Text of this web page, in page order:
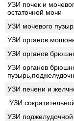
УЗИ почек и
остаточной мочи
УЗИ мочевого
УЗИ органов
УЗИ органов
УЗИ органов
УЗИ печени и
УЗИ
УЗИ